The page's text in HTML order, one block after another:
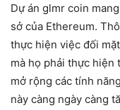
Dự án glmr coin
sở của Ethereum.
thực hiện việc đối
mà họ phải thực hiện
mở rộng các tính
này càng ngày càng